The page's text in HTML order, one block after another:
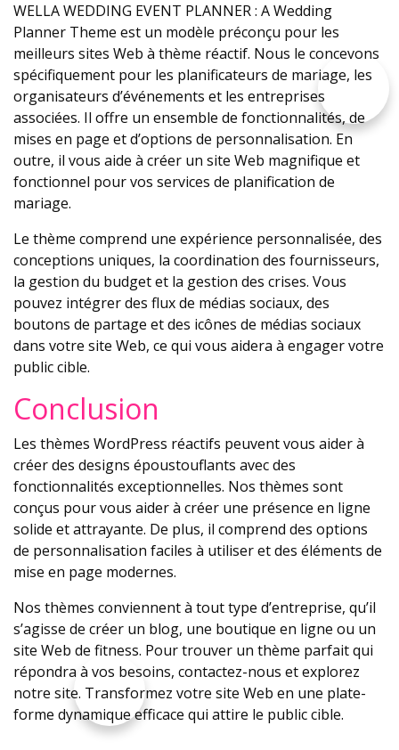
WELLA WEDDING EVENT PLANNER : A Wedding
Planner Theme est un modèle préconçu pour les
meilleurs sites Web à thème réactif. Nous le concevons
spécifiquement pour les planificateurs de mariage, les
organisateurs d’événements et les entreprises
associées. Il offre un ensemble de fonctionnalités, de
mises en page et d’options de personnalisation. En
outre, il vous aide à créer un site Web magnifique et
fonctionnel pour vos services de planification de
mariage.
Le thème comprend une expérience personnalisée, des
conceptions uniques, la coordination des fournisseurs,
la gestion du budget et la gestion des crises. Vous
pouvez intégrer des flux de médias sociaux, des
boutons de partage et des icônes de médias sociaux
dans votre site Web, ce qui vous aidera à engager votre
public cible.
Conclusion
Les thèmes WordPress réactifs peuvent vous aider à
créer des designs époustouflants avec des
fonctionnalités exceptionnelles. Nos thèmes sont
conçus pour vous aider à créer une présence en ligne
solide et attrayante. De plus, il comprend des options
de personnalisation faciles à utiliser et des éléments de
mise en page modernes.
Nos thèmes conviennent à tout type d’entreprise, qu’il
s’agisse de créer un blog, une boutique en ligne ou un
site Web de fitness. Pour trouver un thème parfait qui
répondra à vos besoins, contactez-nous et explorez
notre site. Transformez votre site Web en une plate-
forme dynamique efficace qui attire le public cible.